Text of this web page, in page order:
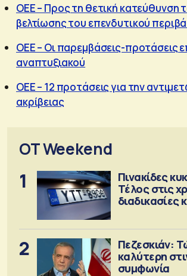
ΟΕΕ – Προς τη θετική κατεύθυνση
βελτίωσης του επενδυτικού
ΟΕΕ – Οι παρεμβάσεις-προτάσεις
αναπτυξιακού
ΟΕΕ – 12 προτάσεις για την
ακρίβειας
OT Weekend
1
Πινακίδες
Τέλος στις
διαδικασίες
2
Πεζεσκιάν:
καλύτερη
συμφωνία